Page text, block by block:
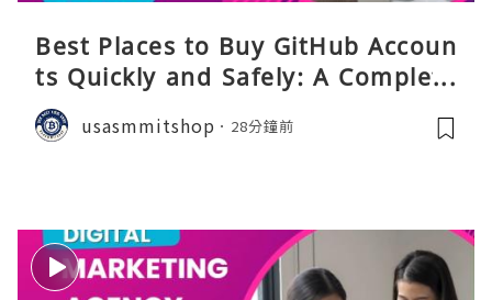
Best Places to Buy GitHub Accoun
ts Quickly and Safely: A Complete
Guide
usasmmitshop 28分鐘前